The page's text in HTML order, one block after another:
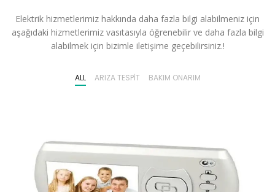
Elektrik hizmetlerimiz hakkında daha fazla bilgi alabilmeniz için
aşağıdaki hizmetlerimiz vasıtasıyla öğrenebilir ve daha fazla bilgi
alabilmek için bizimle iletişime geçebilirsiniz.!
ALL ARIZA TESPIT BAKIM ONARIM